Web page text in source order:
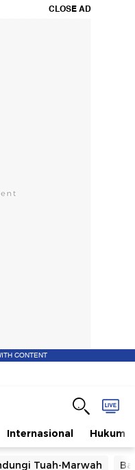
CLOSE AD
CONTENT
Internasional Hukum
Tuah-Marwah